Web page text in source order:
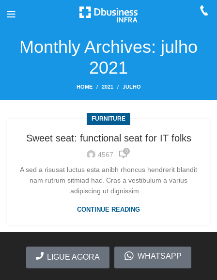
Monthly Archives: julho
2021
HOME 2021 JULHO
FURNITURE
Sweet seat: functional seat for IT folks
4567 0
A sed a risusat luctus esta anibh rhoncus hendrerit blandit
nam rutrum sitmiad hac. Cras a vestibulum a varius
adipiscing ut dignissim ...
CONTINUE READING
LIGUE AGORA WHATSAPP